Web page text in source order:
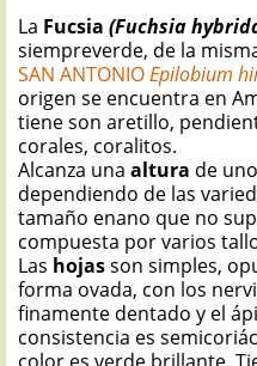
La Fucsia (Fuchsia
siempreverde, de la
SAN ANTONIOEpilobium
origen se encuentra en
tiene son aretillo,
corales, coralitos.
Alcanza una altura de
dependiendo de las
tamaño enano que no
compuesta por varios
Las hojasson simples,
forma ovada, con los
finamente dentado y el
consistencia es